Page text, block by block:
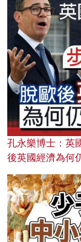
孔永樂博士：英
後英國經濟為何